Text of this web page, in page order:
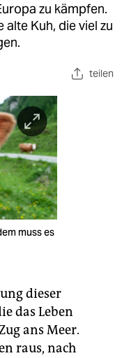
zu kämpfen.
Kuh, die viel zu
teilen
muss es
dieser
das Leben
ans Meer.
raus, nach